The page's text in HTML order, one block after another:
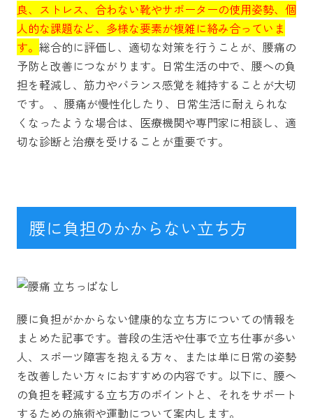
良、ストレス、合わない靴やサポーターの使用姿勢、個
人的な課題など、多様な要素が複雑に絡み合っていま
す。 総合的に評価し、適切な対策を行うことが、腰痛の
予防と改善につながります。日常生活の中で、腰への負
担を軽減し、筋力やバランス感覚を維持することが大切
です。 、腰痛が慢性化したり、日常生活に耐えられな
くなったような場合は、医療機関や専門家に相談し、適
切な診断と治療を受けることが重要です。
腰に負担のかからない立ち方
腰に負担がかからない健康的な立ち方についての情報を
まとめた記事です。普段の生活や仕事で立ち仕事が多い
人、スポーツ障害を抱える方々、または単に日常の姿勢
を改善したい方々におすすめの内容です。以下に、腰へ
の負担を軽減する立ち方のポイントと、それをサポート
するための施術や運動について案内します。